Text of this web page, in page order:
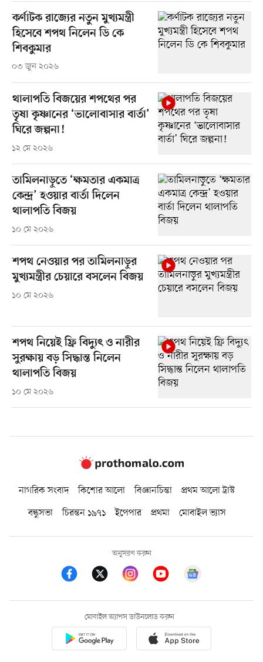
কর্ণাটক রাজ্যের নতুন মুখ্যমন্ত্রী
হিসেবে শপথ নিলেন ডি কে
শিবকুমার
০৩ জুন ২০২৬
থালাপতি বিজয়ের শপথের পর
তৃষা কৃষ্ণানের ‘ভালোবাসার বার্তা’
ঘিরে জল্পনা!
১২ মে ২০২৬
তামিলনাড়ুতে ‘ক্ষমতার একমাত্র
কেন্দ্র’ হওয়ার বার্তা দিলেন
থালাপতি বিজয়
১০ মে ২০২৬
শপথ নেওয়ার পর তামিলনাড়ুর
মুখ্যমন্ত্রীর চেয়ারে বসলেন বিজয়
১০ মে ২০২৬
শপথ নিয়েই ফ্রি বিদ্যুৎ ও নারীর
সুরক্ষায় বড় সিদ্ধান্ত নিলেন
থালাপতি বিজয়
১০ মে ২০২৬
নাগরিক সংবাদ কিশোর আলো বিজ্ঞানচিন্তা
প্রথম আলো ট্রাস্ট
বন্ধুসভা
চিরন্তন ১৯৭১ ইপেপার প্রথমা মোবাইল ভ্যাস
অনুসরণ করুন
মোবাইল অ্যাপস ডাউনলোড করুন